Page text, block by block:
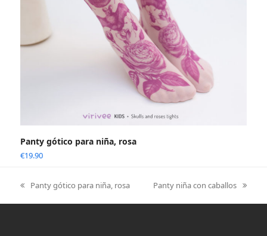
Panty gótico para niña, rosa
€19.90
previous
post:
Panty gótico para niña, rosa
next
post:
Panty niña con caballos